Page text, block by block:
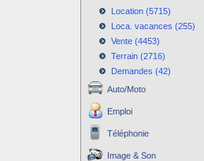
Location (5715)
Loca. vacances (255)
Vente (4453)
Terrain (2716)
Demandes (42)
Auto/Moto
Emploi
Téléphonie
Image & Son